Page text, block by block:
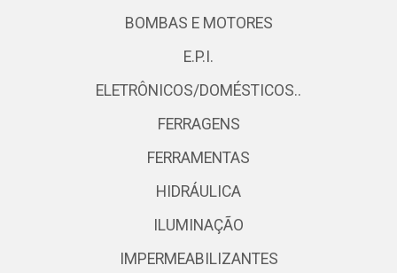
BOMBAS E MOTORES
E.P.I.
ELETRÔNICOS/DOMÉSTICOS..
FERRAGENS
FERRAMENTAS
HIDRÁULICA
ILUMINAÇÃO
IMPERMEABILIZANTES